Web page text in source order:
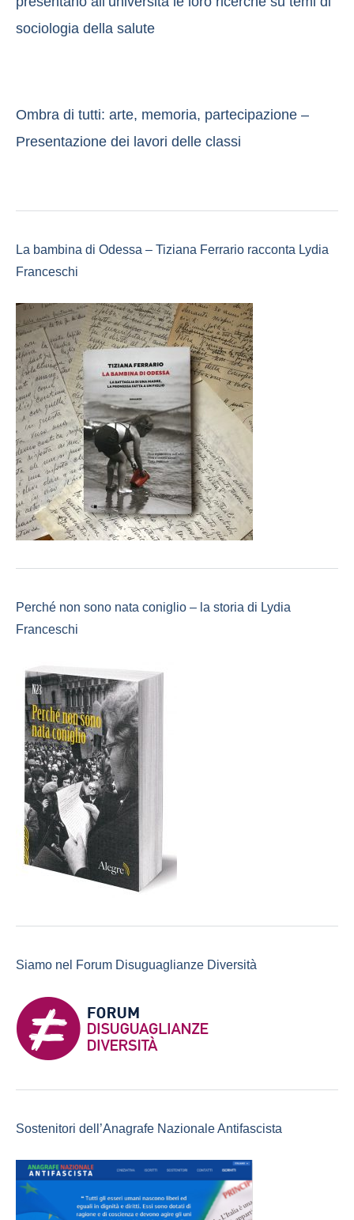
sociologia della salute
Ombra di tutti: arte, memoria, partecipazione –
Presentazione dei lavori delle classi
La bambina di Odessa – Tiziana Ferrario racconta Lydia
Franceschi
Perché non sono nata coniglio – la storia di Lydia
Franceschi
Siamo nel Forum Disuguaglianze Diversità
Sostenitori dell’Anagrafe Nazionale Antifascista